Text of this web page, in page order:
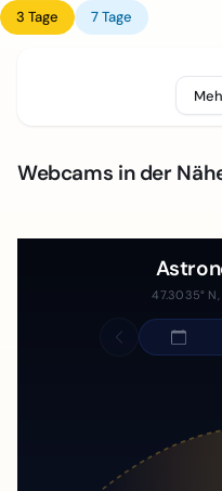
3 Tage 7 Tage
Webcams in der
47.3035° N,